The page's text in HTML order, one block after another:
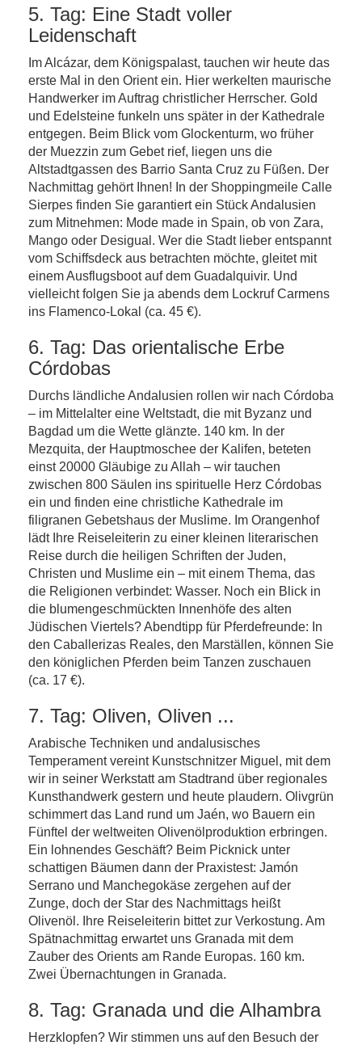
5. Tag: Eine Stadt voller
Leidenschaft
Im Alcázar, dem Königspalast, tauchen wir heute das
erste Mal in den Orient ein. Hier werkelten maurische
Handwerker im Auftrag christlicher Herrscher. Gold
und Edelsteine funkeln uns später in der Kathedrale
entgegen. Beim Blick vom Glockenturm, wo früher
der Muezzin zum Gebet rief, liegen uns die
Altstadtgassen des Barrio Santa Cruz zu Füßen. Der
Nachmittag gehört Ihnen! In der Shoppingmeile Calle
Sierpes finden Sie garantiert ein Stück Andalusien
zum Mitnehmen: Mode made in Spain, ob von Zara,
Mango oder Desigual. Wer die Stadt lieber entspannt
vom Schiffsdeck aus betrachten möchte, gleitet mit
einem Ausflugsboot auf dem Guadalquivir. Und
vielleicht folgen Sie ja abends dem Lockruf Carmens
ins Flamenco-Lokal (ca. 45 €).
6. Tag: Das orientalische Erbe
Córdobas
Durchs ländliche Andalusien rollen wir nach Córdoba
– im Mittelalter eine Weltstadt, die mit Byzanz und
Bagdad um die Wette glänzte. 140 km. In der
Mezquita, der Hauptmoschee der Kalifen, beteten
einst 20000 Gläubige zu Allah – wir tauchen
zwischen 800 Säulen ins spirituelle Herz Córdobas
ein und finden eine christliche Kathedrale im
filigranen Gebetshaus der Muslime. Im Orangenhof
lädt Ihre Reiseleiterin zu einer kleinen literarischen
Reise durch die heiligen Schriften der Juden,
Christen und Muslime ein – mit einem Thema, das
die Religionen verbindet: Wasser. Noch ein Blick in
die blumengeschmückten Innenhöfe des alten
Jüdischen Viertels? Abendtipp für Pferdefreunde: In
den Caballerizas Reales, den Marställen, können Sie
den königlichen Pferden beim Tanzen zuschauen
(ca. 17 €).
7. Tag: Oliven, Oliven ...
Arabische Techniken und andalusisches
Temperament vereint Kunstschnitzer Miguel, mit dem
wir in seiner Werkstatt am Stadtrand über regionales
Kunsthandwerk gestern und heute plaudern. Olivgrün
schimmert das Land rund um Jaén, wo Bauern ein
Fünftel der weltweiten Olivenölproduktion erbringen.
Ein lohnendes Geschäft? Beim Picknick unter
schattigen Bäumen dann der Praxistest: Jamón
Serrano und Manchegokäse zergehen auf der
Zunge, doch der Star des Nachmittags heißt
Olivenöl. Ihre Reiseleiterin bittet zur Verkostung. Am
Spätnachmittag erwartet uns Granada mit dem
Zauber des Orients am Rande Europas. 160 km.
Zwei Übernachtungen in Granada.
8. Tag: Granada und die Alhambra
Herzklopfen? Wir stimmen uns auf den Besuch der